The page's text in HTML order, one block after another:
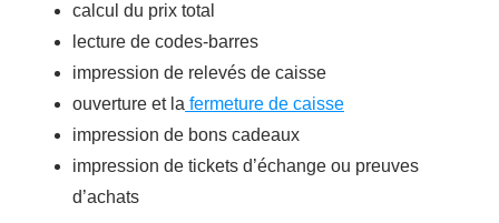
calcul du prix total
lecture de codes-barres
impression de relevés de caisse
ouverture et la fermeture de caisse
impression de bons cadeaux
impression de tickets d’échange ou preuves
d’achats